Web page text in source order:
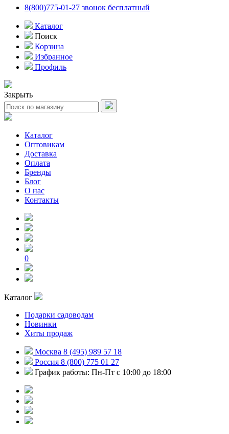
8(800)775-01-27 звонок бесплатный
Каталог
Поиск
Корзина
Избранное
Профиль
Закрыть
Каталог
Оптовикам
Доставка
Оплата
Бренды
Блог
О нас
Контакты
0
Каталог
Подарки садоводам
Новинки
Хиты продаж
Москва 8 (495) 989 57 18
Россия 8 (800) 775 01 27
График работы: Пн-Пт с 10:00 до 18:00